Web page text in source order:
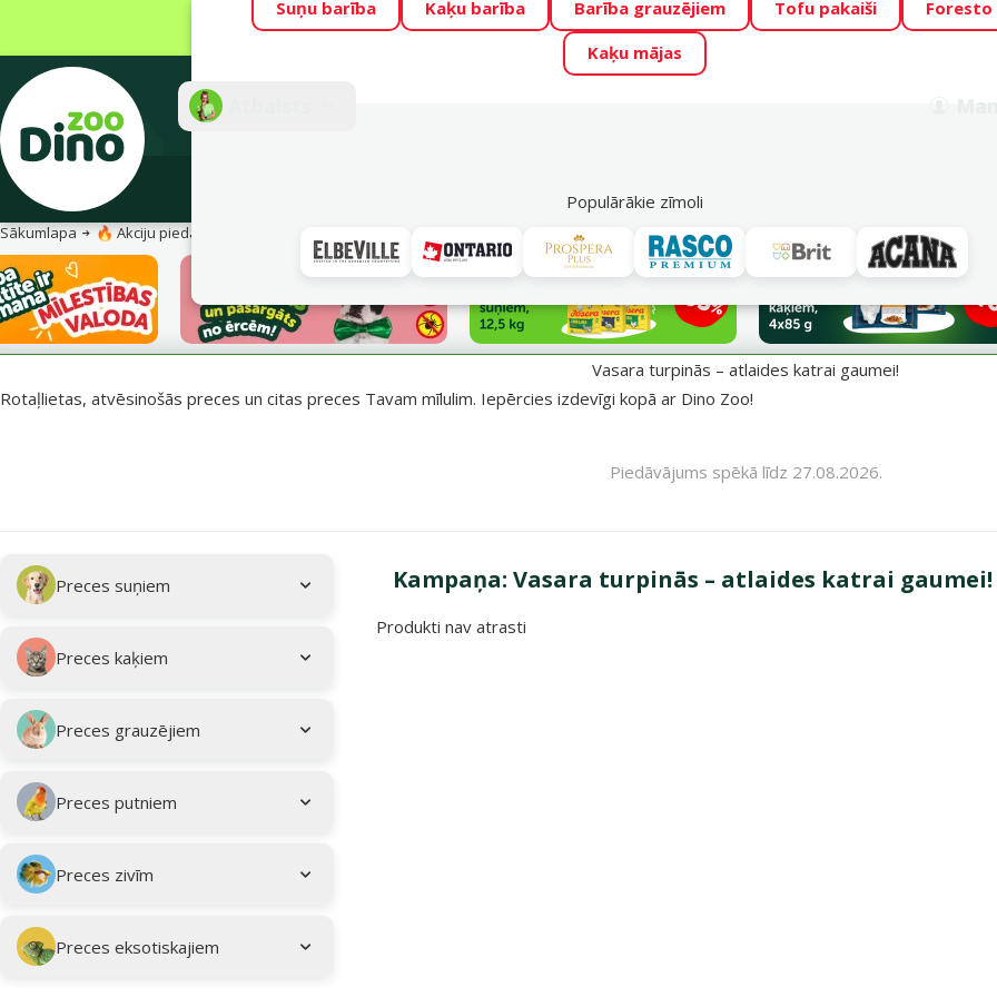
Visu mēnesi Dino Zoo piedāvā lieliskas cenas mīluļu TOP barībām! 🍖 →
Fotokonkurss “GADA ŪSAIŅI”! Varbūt tieši Tavs mīlulis būs 2027. gada
Suņu barība Kaķu barība Barība grauzējiem Tofu pakaiši
Foresto
Kaķu mājas
Populārākie zīmoli
Akciju piedāvājumi
Sākumlapa 🔥 Akciju piedāvājumi
Vasara turpinās – atlaides katrai gaumei!
Rotaļlietas, atvēsinošās preces un citas preces Tavam mīlulim. Iepērcies izdevīgi kopā ar Dino Zoo!
Piedāvājums spēkā līdz 27.08.2026.
Apakškategorija
Preces suņiem
Preces kaķiem
Preces grauzējiem
Preces putniem
Preces zivīm
Preces eksotiskajiem
Atlasītie filtri
Kampaņa: Vasara turpinās – atlaides katrai gaumei!
Kampaņa: "Vasara turpinās – atlaides katrai gaumei!"
Produkti nav atrasti